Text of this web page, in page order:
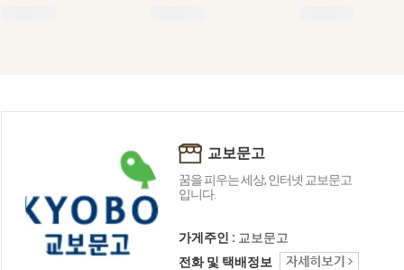
교보문고
꿈을 피우는 세상, 인터넷 교보문고
입니다.
가게주인 : 교보문고
전화 및 택배정보